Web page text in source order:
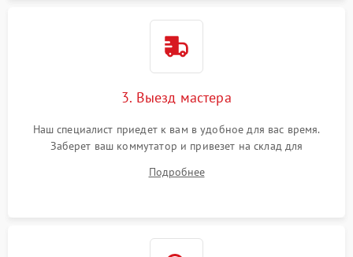
3. Выезд мастера
Наш специалист приедет к вам в удобное для вас время.
Заберет ваш коммутатор и привезет на склад для
Подробнее